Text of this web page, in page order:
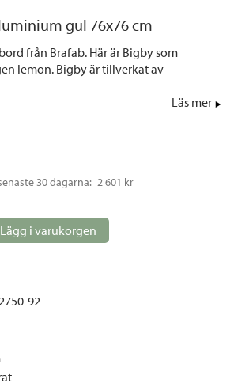
gul 76x76 cm
från Brafab. Här är Bigby som
lemon. Bigby är tillverkat av
Läs mer
30 dagarna: 2 601 kr
Lägg i varukorgen
92